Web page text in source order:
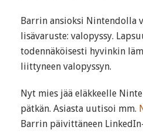
Barrin ansioksi Nintendolla
lisävaruste: valopyssy.
todennäköisesti hyvinkin
liittyneen valopyssyn.
Nyt mies jää eläkkeelle
pätkän. Asiasta uutisoi mm.
Barrin päivittäneen